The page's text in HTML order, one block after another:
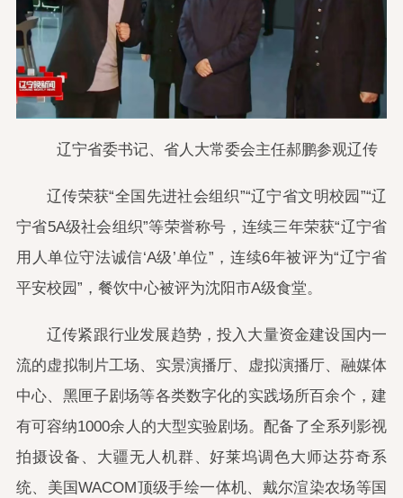
辽宁省委书记、省人大常委会主任郝鹏参观辽传
辽传荣获“全国先进社会组织”“辽宁省文明校园”“辽
宁省5A级社会组织”等荣誉称号，连续三年荣获“辽宁省
用人单位守法诚信‘A级’单位”，连续6年被评为“辽宁省
平安校园”，餐饮中心被评为沈阳市A级食堂。
辽传紧跟行业发展趋势，投入大量资金建设国内一
流的虚拟制片工场、实景演播厅、虚拟演播厅、融媒体
中心、黑匣子剧场等各类数字化的实践场所百余个，建
有可容纳1000余人的大型实验剧场。配备了全系列影视
拍摄设备、大疆无人机群、好莱坞调色大师达芬奇系
统、美国WACOM顶级手绘一体机、戴尔渲染农场等国